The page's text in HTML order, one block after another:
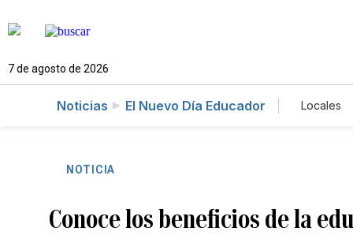
7 de agosto de 2026
Noticias El Nuevo Día Educador Locales
NOTICIA
Conoce los beneficios de la